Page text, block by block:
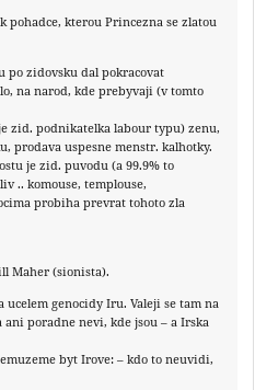
pohadce, kterou Princezna se zlatou
po zidovsku dal pokracovat
na narod, kde prebyvaji (v tomto
zid. podnikatelka labour typu) zenu,
prodava uspesne menstr. kalhotky.
je zid. puvodu (a 99.9% to
.. komouse, templouse,
probiha prevrat tohoto zla
Maher (sionista).
genocidy Iru. Valeji se tam na
poradne nevi, kde jsou – a Irska
byt Irove: – kdo to neuvidi,